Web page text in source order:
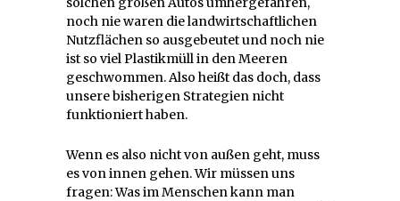
noch nie waren die landwirtschaftlichen
Nutzflächen so ausgebeutet und noch nie
ist so viel Plastikmüll in den Meeren
geschwommen. Also heißt das doch, dass
unsere bisherigen Strategien nicht
funktioniert haben.
Wenn es also nicht von außen geht, muss
es von innen gehen. Wir müssen uns
fragen: Was im Menschen kann man